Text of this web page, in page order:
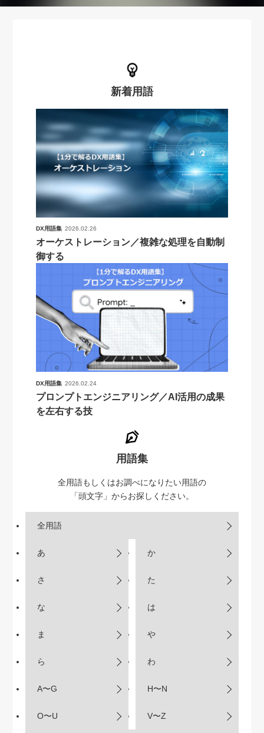
新着用語
DX用語集 2026.02.26
オーケストレーション／複雑な処理を自動制
御する
DX用語集 2026.02.24
プロンプトエンジニアリング／AI活用の成果
を左右する技
用語集
全用語もしくはお調べになりたい用語の
「頭文字」からお探しください。
全用語
あ か
さ た
な は
ま や
ら わ
A〜G H〜N
O〜U V〜Z